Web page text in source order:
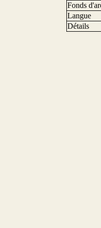
Fonds
Langue
Détails